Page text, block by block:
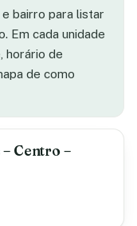
bairro para listar
Em cada unidade
horário de
de como
Centro –